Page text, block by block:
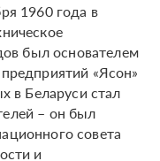
1960 года в
был основателем
«Ясон»
в Беларуси стал
– он был
совета
и